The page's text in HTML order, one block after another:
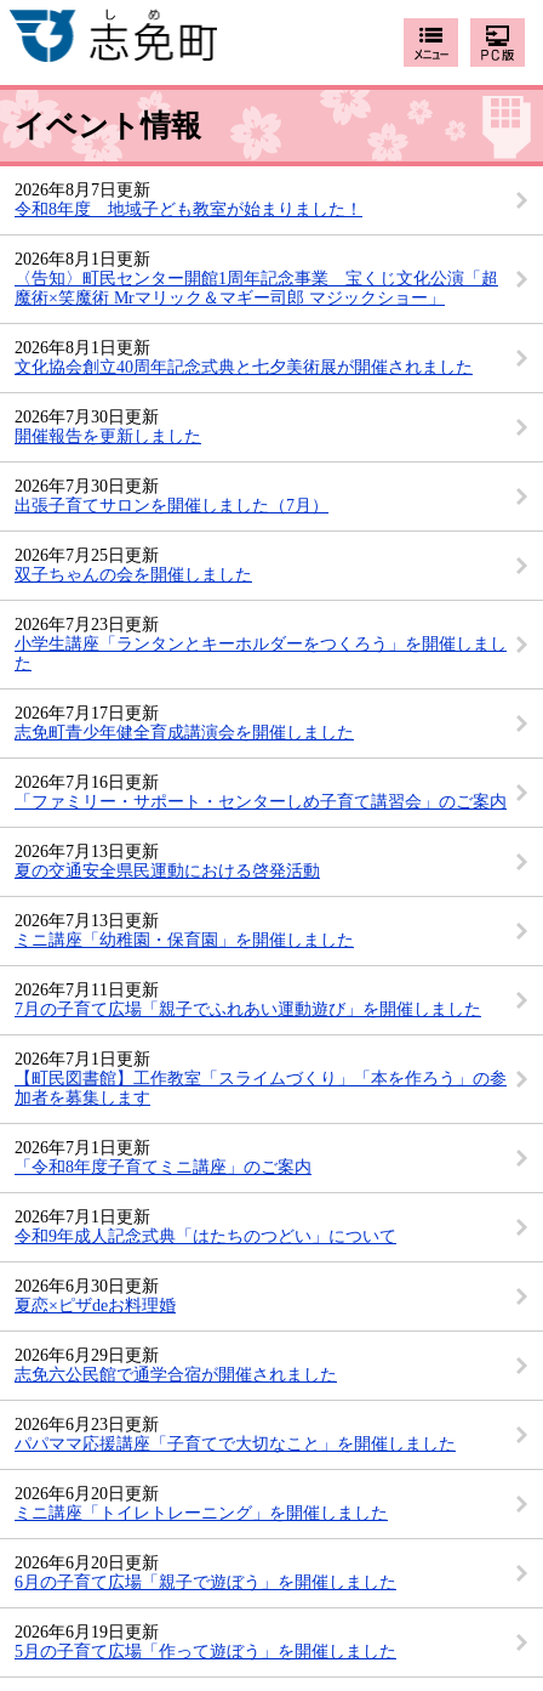
イベント情報
2026年8月7日更新
令和8年度 地域子ども教室が始まりました！
2026年8月1日更新
〈告知〉町民センター開館1周年記念事業 宝くじ文化公演「超
魔術×笑魔術 Mrマリック＆マギー司郎 マジックショー」
2026年8月1日更新
文化協会創立40周年記念式典と七夕美術展が開催されました
2026年7月30日更新
開催報告を更新しました
2026年7月30日更新
出張子育てサロンを開催しました（7月）
2026年7月25日更新
双子ちゃんの会を開催しました
2026年7月23日更新
小学生講座「ランタンとキーホルダーをつくろう」を開催しまし
た
2026年7月17日更新
志免町青少年健全育成講演会を開催しました
2026年7月16日更新
「ファミリー・サポート・センターしめ子育て講習会」のご案内
2026年7月13日更新
夏の交通安全県民運動における啓発活動
2026年7月13日更新
ミニ講座「幼稚園・保育園」を開催しました
2026年7月11日更新
7月の子育て広場「親子でふれあい運動遊び」を開催しました
2026年7月1日更新
【町民図書館】工作教室「スライムづくり」「本を作ろう」の参
加者を募集します
2026年7月1日更新
「令和8年度子育てミニ講座」のご案内
2026年7月1日更新
令和9年成人記念式典「はたちのつどい」について
2026年6月30日更新
夏恋×ピザdeお料理婚
2026年6月29日更新
志免六公民館で通学合宿が開催されました
2026年6月23日更新
パパママ応援講座「子育てで大切なこと」を開催しました
2026年6月20日更新
ミニ講座「トイレトレーニング」を開催しました
2026年6月20日更新
6月の子育て広場「親子で遊ぼう」を開催しました
2026年6月19日更新
5月の子育て広場「作って遊ぼう」を開催しました